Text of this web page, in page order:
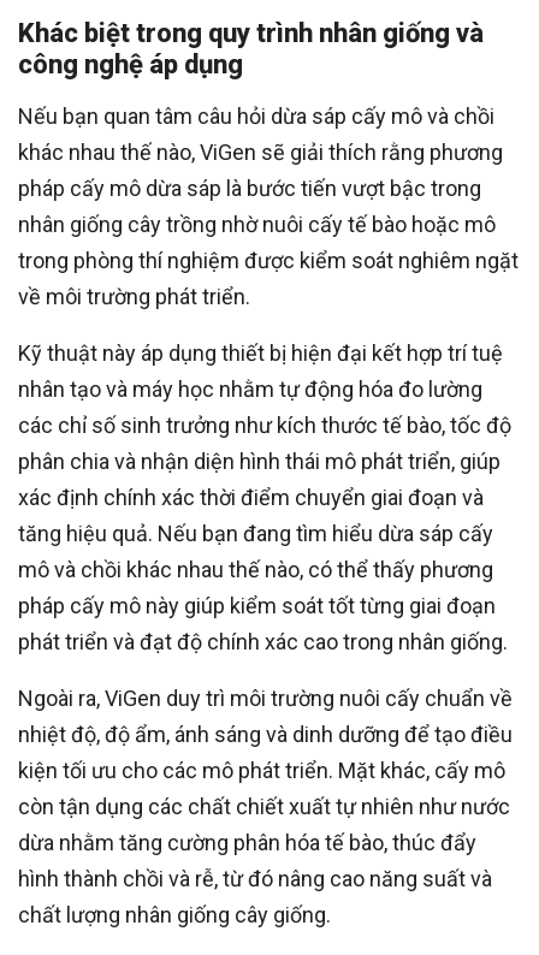
Khác biệt trong quy trình nhân giống và
công nghệ áp dụng
Nếu bạn quan tâm câu hỏi dừa sáp cấy mô và chồi
khác nhau thế nào, ViGen sẽ giải thích rằng phương
pháp cấy mô dừa sáp là bước tiến vượt bậc trong
nhân giống cây trồng nhờ nuôi cấy tế bào hoặc mô
trong phòng thí nghiệm được kiểm soát nghiêm ngặt
về môi trường phát triển.
Kỹ thuật này áp dụng thiết bị hiện đại kết hợp trí tuệ
nhân tạo và máy học nhằm tự động hóa đo lường
các chỉ số sinh trưởng như kích thước tế bào, tốc độ
phân chia và nhận diện hình thái mô phát triển, giúp
xác định chính xác thời điểm chuyển giai đoạn và
tăng hiệu quả. Nếu bạn đang tìm hiểu dừa sáp cấy
mô và chồi khác nhau thế nào, có thể thấy phương
pháp cấy mô này giúp kiểm soát tốt từng giai đoạn
phát triển và đạt độ chính xác cao trong nhân giống.
Ngoài ra, ViGen duy trì môi trường nuôi cấy chuẩn về
nhiệt độ, độ ẩm, ánh sáng và dinh dưỡng để tạo điều
kiện tối ưu cho các mô phát triển. Mặt khác, cấy mô
còn tận dụng các chất chiết xuất tự nhiên như nước
dừa nhằm tăng cường phân hóa tế bào, thúc đẩy
hình thành chồi và rễ, từ đó nâng cao năng suất và
chất lượng nhân giống cây giống.